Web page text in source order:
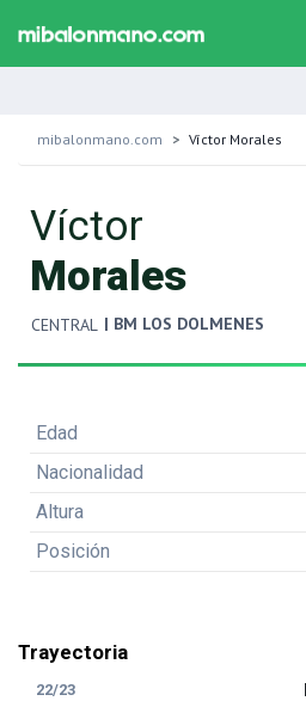
mibalonmano.com Víctor Morales
Víctor
Morales
CENTRAL | BM LOS DOLMENES
Edad
Nacionalidad
Altura
Posición
Trayectoria
22/23